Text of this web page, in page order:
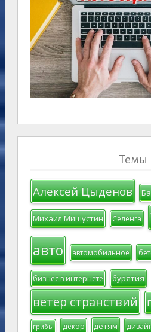
Темы
Алексей Цыденов
Михаил Мишустин Селенга
авто автомобильное
бизнес в интернете бурятия
ветер странствий
грибы декор детям